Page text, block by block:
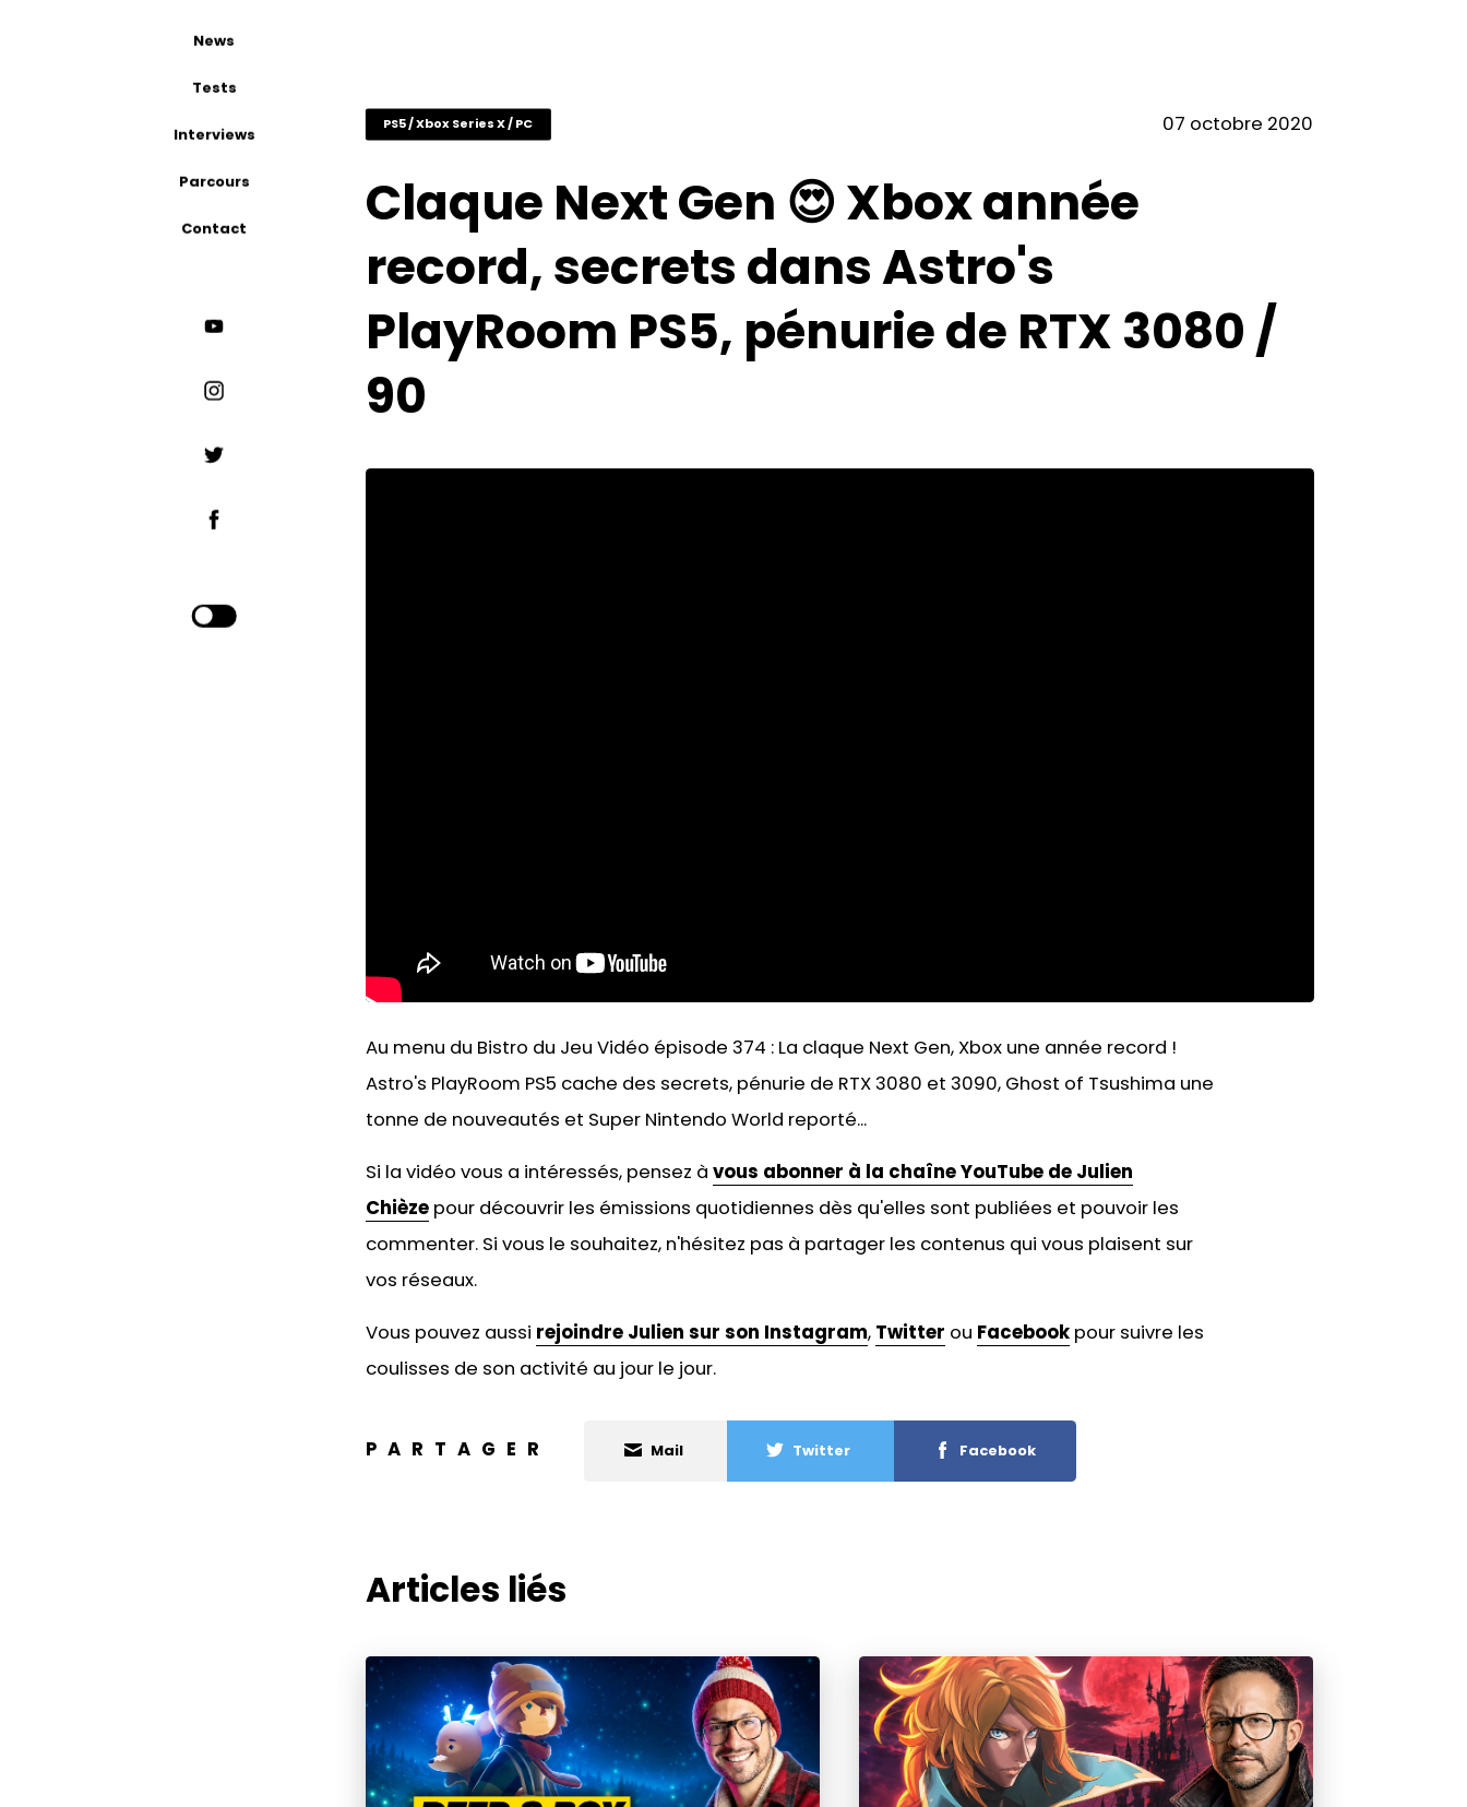
News
Tests
Interviews
Parcours
Contact
07 octobre 2020
PS5 / Xbox Series X / PC
Claque Next Gen 😍 Xbox année
record, secrets dans Astro's
PlayRoom PS5, pénurie de RTX 3080 /
90
Au menu du Bistro du Jeu Vidéo épisode 374 : La claque Next Gen, Xbox une année record !
Astro's PlayRoom PS5 cache des secrets, pénurie de RTX 3080 et 3090, Ghost of Tsushima une
tonne de nouveautés et Super Nintendo World reporté...
Si la vidéo vous a intéressés, pensez à vous abonner à la chaîne YouTube de Julien
Chièzepour découvrir les émissions quotidiennes dès qu'elles sont publiées et pouvoir les
commenter. Si vous le souhaitez, n'hésitez pas à partager les contenus qui vous plaisent sur
vos réseaux.
Vous pouvez aussi rejoindre Julien sur son Instagram, Twitter ou Facebookpour suivre les
coulisses de son activité au jour le jour.
PARTAGER Mail Twitter Facebook
Articles liés